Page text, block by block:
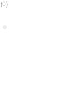
(0)